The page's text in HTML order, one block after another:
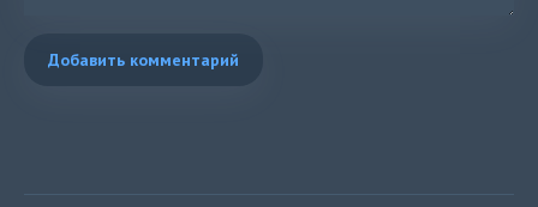
Добавить комментарий